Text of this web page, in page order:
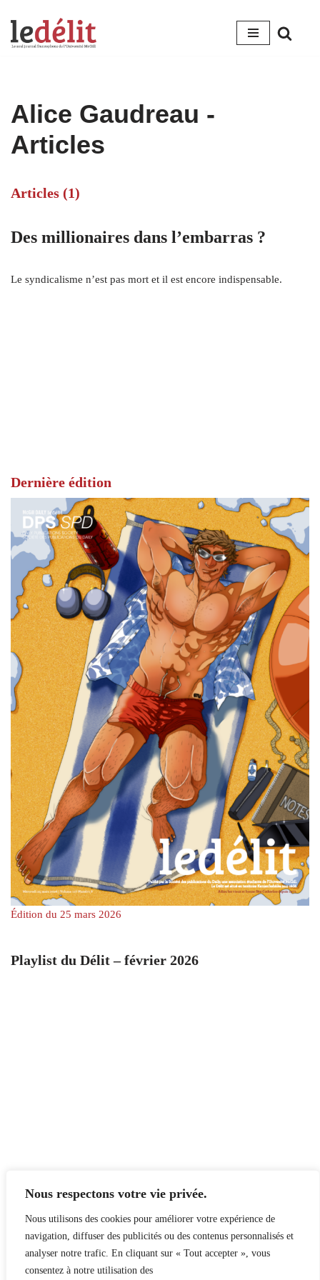
Nous respectons votre vie privée.
Nous utilisons des cookies pour améliorer votre expérience de
navigation, diffuser des publicités ou des contenus personnalisés et
analyser notre trafic. En cliquant sur « Tout accepter », vous
consentez à notre utilisation des
Aller
Alice Gaudreau -
Articles
Articles (1)
Des millionaires dans l’embarras ?
Le syndicalisme n’est pas mort et il est encore indispensable.
Dernière édition
Édition du 25 mars 2026
Playlist du Délit – février 2026